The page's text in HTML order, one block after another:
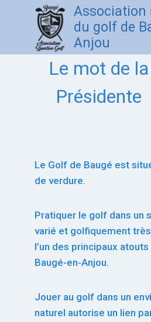
Association
du golf de
Anjou
Le mot de la
Présidente
Le Golf de Baugé est
de verdure.
Pratiquer le golf dans un
varié et golfiquement
l’un des principaux
Baugé-en-Anjou.
Jouer au golf dans un
naturel autorise un lien